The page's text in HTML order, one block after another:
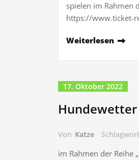
spielen im Rahmen
https://www.ticket-
Weiterlesen
17. Oktober 2022
Von Katze Schlagwort
im Rahmen der Reihe